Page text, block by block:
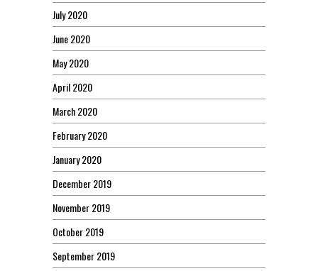
July 2020
June 2020
May 2020
April 2020
March 2020
February 2020
January 2020
December 2019
November 2019
October 2019
September 2019